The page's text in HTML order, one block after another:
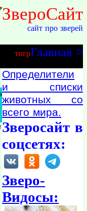
ЗвероСайт
сайт про зверей
≡
Главная
тигр
Определители
и списки
животных со
всего мира.
Зверосайт в
соцсетях:
Зверо-
Видосы: